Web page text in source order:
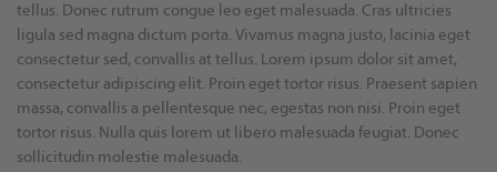
tellus. Donec rutrum congue leo eget malesuada. Cras ultricies
ligula sed magna dictum porta. Vivamus magna justo, lacinia eget
consectetur sed, convallis at tellus. Lorem ipsum dolor sit amet,
consectetur adipiscing elit. Proin eget tortor risus. Praesent sapien
massa, convallis a pellentesque nec, egestas non nisi. Proin eget
tortor risus. Nulla quis lorem ut libero malesuada feugiat. Donec
sollicitudin molestie malesuada.